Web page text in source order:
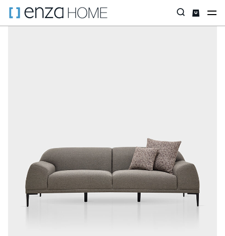
Главная страница Диваны Трехместные